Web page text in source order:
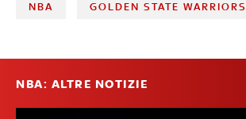
NBA GOLDEN STATE WARRIORS
NBA: ALTRE NOTIZIE